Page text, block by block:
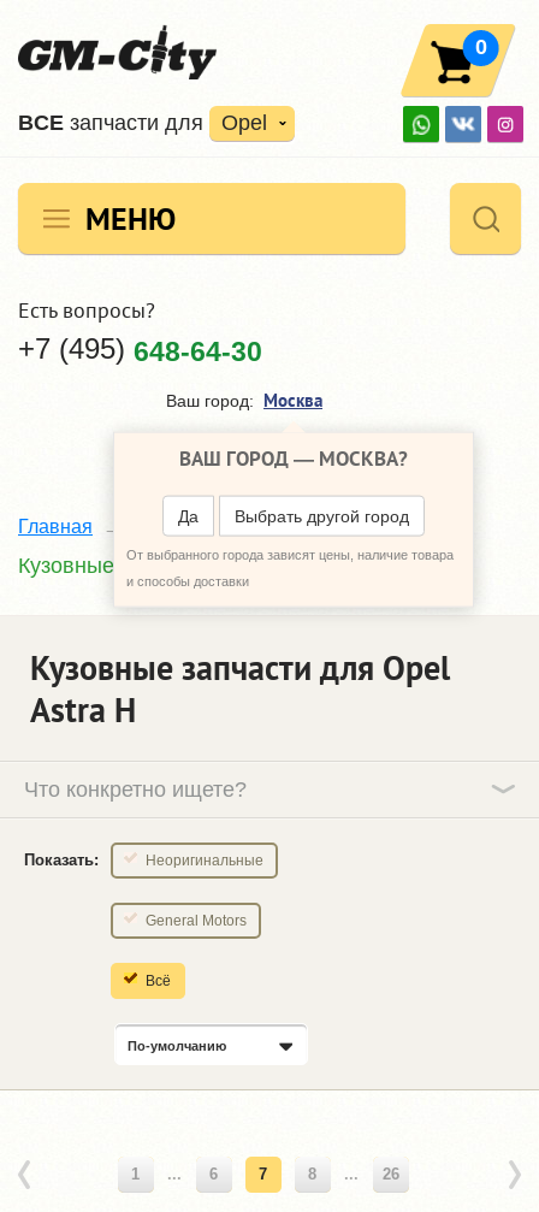
ВCE запчасти для Opel
0
МЕНЮ
Есть вопросы?
+7 (495) 648-64-30
Ваш город: Москва
ВАШ ГОРОД — МОСКВА?
Да Выбрать другой город
От выбранного города зависят цены, наличие товара
и способы доставки
Главная Каталог Opel Astra H
Кузовные запчасти
Кузовные запчасти для Opel
Astra H
Что конкретно ищете?
Показать: Неоригинальные
General Motors
Всё
По-умолчанию
1 ... 6 7 8 ... 26